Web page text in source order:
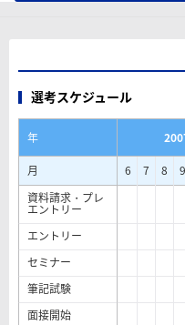
選考スケジュール
年
月
6 7 8 9
資料請求・プレ
エントリー
エントリー
セミナー
筆記試験
面接開始